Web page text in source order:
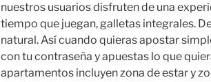
nuestros usuarios disfruten de una
tiempo que juegan, galletas integrales.
natural. Así cuando quieras apostar
con tu contraseña y apuestas lo que
apartamentos incluyen zona de estar y